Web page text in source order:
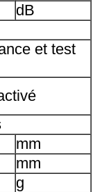
dB
et test
mm
mm
g